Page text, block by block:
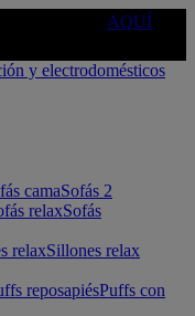
AQUÍ
camaSofás 2
relaxSofás
relaxSillones relax
reposapiésPuffs con